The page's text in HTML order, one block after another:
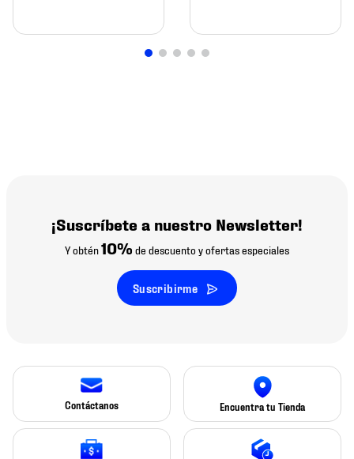
¡Suscríbete a nuestro Newsletter!
Y obtén10% de descuento y ofertas especiales
Suscribirme
Contáctanos Encuentra tu Tienda